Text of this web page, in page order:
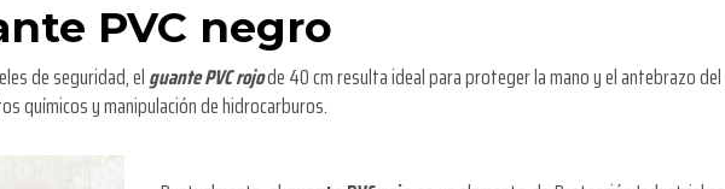
PVC negro
de seguridad, elguante PVC rojode 40 cm resulta ideal para proteger la mano y el antebrazo
químicos y manipulación de hidrocarburos.